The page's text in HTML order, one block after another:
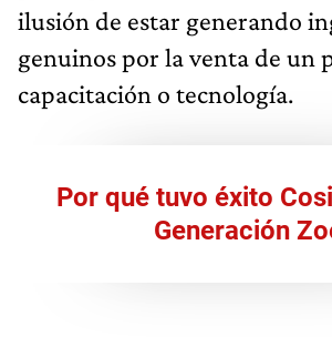
ilusión de estar generando
genuinos por la venta de un
capacitación o tecnología.
Por qué tuvo éxito
Generación